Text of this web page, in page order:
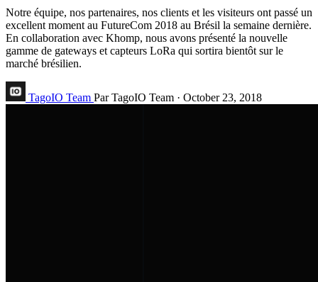
Notre équipe, nos partenaires, nos clients et les visiteurs ont passé un
excellent moment au FutureCom 2018 au Brésil la semaine dernière.
En collaboration avec Khomp, nous avons présenté la nouvelle
gamme de gateways et capteurs LoRa qui sortira bientôt sur le
marché brésilien.
TagoIO Team Par TagoIO Team · October 23, 2018